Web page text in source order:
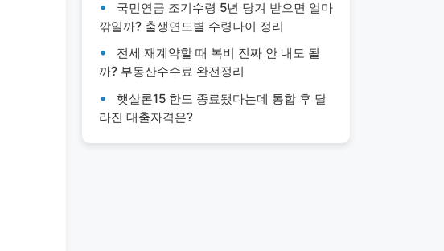
국민연금 조기수령 5년 당겨 받으면 얼마
깎일까? 출생연도별 수령나이 정리
전세 재계약할 때 복비 진짜 안 내도 될
까? 부동산수수료 완전정리
햇살론15 한도 종료됐다는데 통합 후 달
라진 대출자격은?